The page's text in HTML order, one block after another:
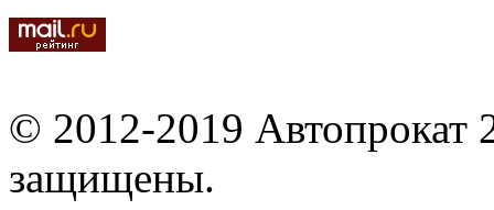
© 2012-2019 Автопрокат
защищены.